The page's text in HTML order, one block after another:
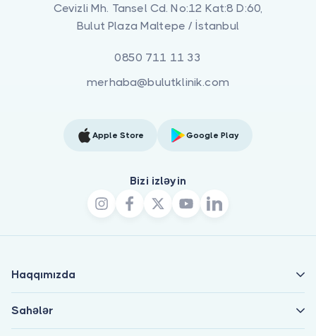
Cevizli Mh. Tansel Cd. No:12 Kat:8 D:60,
Bulut Plaza Maltepe / İstanbul
0850 711 11 33
merhaba@bulutklinik.com
Apple Store Google Play
Bizi izləyin
Haqqımızda
Sahələr